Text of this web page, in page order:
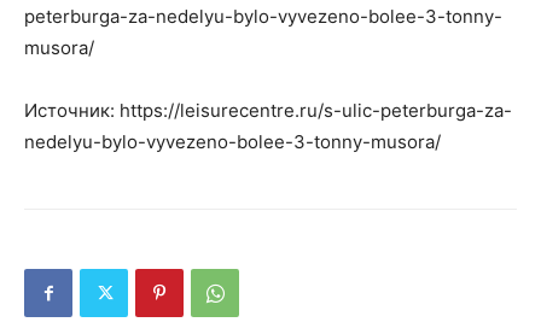
peterburga-za-nedelyu-bylo-vyvezeno-bolee-3-tonny-
musora/
Источник: https://leisurecentre.ru/s-ulic-peterburga-za-
nedelyu-bylo-vyvezeno-bolee-3-tonny-musora/